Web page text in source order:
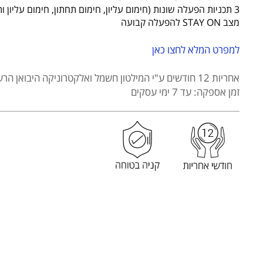
1162
3 תכניות הפעלה שונות (חימום עליון, חימום תחתון, חימום עליון ותחתון)
מצב STAY ON להפעלה קבועה
למפרט המלא לחצו כאן
אחריות 12 חודשים
ע"י המילטון חשמל ואלקטרוניקה היבואן
זמן אספקה: עד 7 ימי עסקים